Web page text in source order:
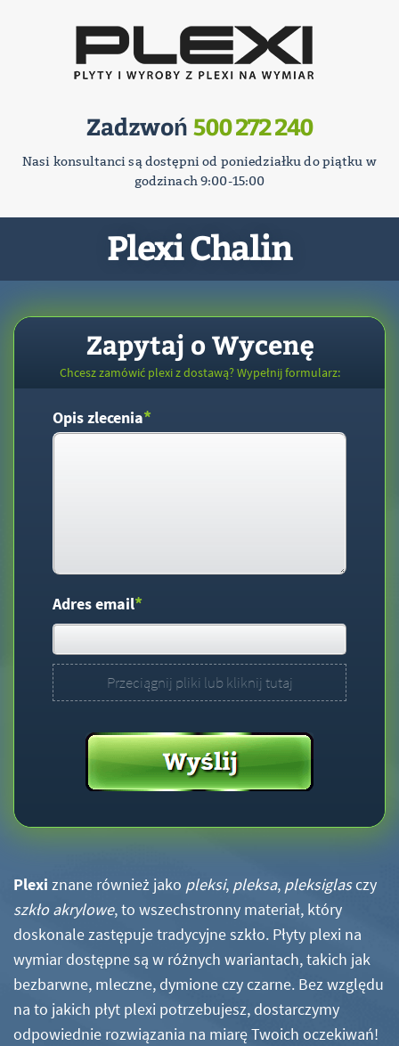
Zadzwoń 500 272 240
Nasi konsultanci są dostępni od poniedziałku do piątku w
godzinach 9:00-15:00
Plexi Chalin
Zapytaj o Wycenę
Chcesz zamówić plexi z dostawą? Wypełnij formularz:
Opis zlecenia*
Adres email*
Przeciągnij pliki lub kliknij tutaj
Plexi znane również jako pleksi, pleksa, pleksiglasczy
szkło akrylowe, to wszechstronny materiał, który
doskonale zastępuje tradycyjne szkło. Płyty plexi na
wymiar dostępne są w różnych wariantach, takich jak
bezbarwne, mleczne, dymione czy czarne. Bez względu
na to jakich płyt plexi potrzebujesz, dostarczymy
odpowiednie rozwiązania na miarę Twoich oczekiwań!